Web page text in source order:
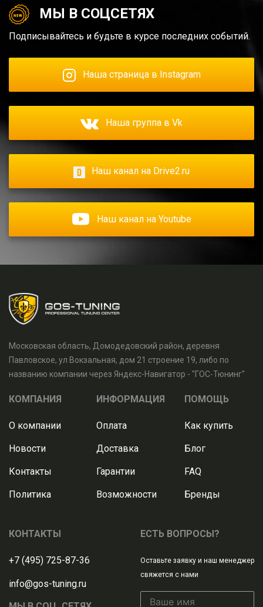
МЫ В СОЦСЕТЯХ
Подписывайтесь и будьте в курсе последних событий.
Наша страница в Instagram
Наша группа в Vk
Наш канал на Drive2.ru
Наш канал на Youtube
Московская область, Домодедовский район, деревня
Павловское, ул Вокзальная, дом 21 строение 19, либо по
названию компании через Яндекс-Навигатор - "ГОС-Тюнинг"
КОМПАНИЯ
О компании
Новости
Контакты
Политика
ИНФОРМАЦИЯ
Оплата
Доставка
Гарантии
Возможности
ПОМОЩЬ
Как купить
Блог
FAQ
Бренды
КОНТАКТЫ
+7 (495) 725-87-36
info@gos-tuning.ru
ЕСТЬ ВОПРОСЫ?
Оставьте заявку и наш менеджер
свяжется с нами